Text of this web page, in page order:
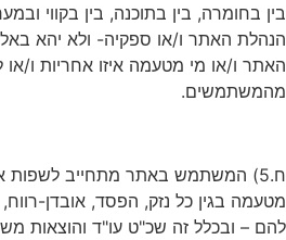
בין בחומרה, בין בתוכנה, בין בקווי
הנהלת האתר ו/או ספקיה- ולא יהא
האתר ו/או מי מטעמה איזו אחריות ו/או
מהמשתמשים.
ח.5) המשתמש באתר מתחייב לשפות
מטעמה בגין כל נזק, הפסד, אובדן-
להם – ובכלל זה שכ"ט עו"ד והוצאות